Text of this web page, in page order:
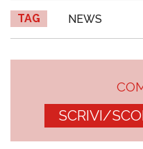
TAG NEWS
SCRIVI/